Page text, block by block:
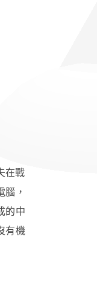
在戰
，
的中
有機